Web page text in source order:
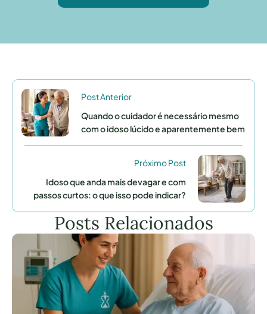
Post Anterior
Quando o cuidador é necessário mesmo
com o idoso lúcido e aparentemente bem
Próximo Post
Idoso que anda mais devagar e com
passos curtos: o que isso pode indicar?
Posts Relacionados